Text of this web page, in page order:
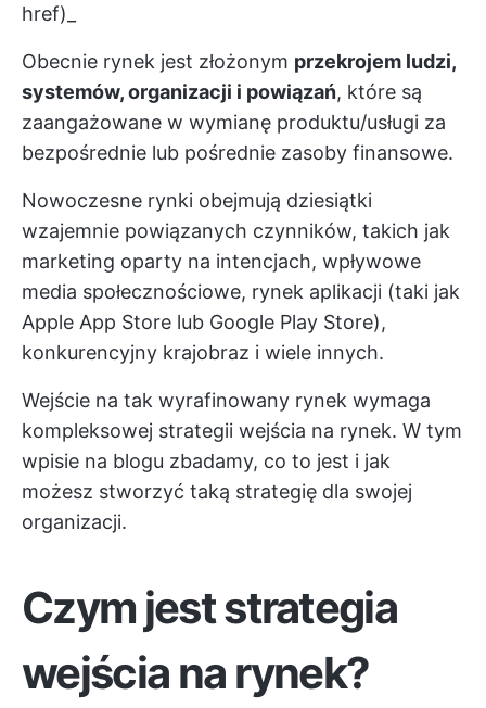
href)_
Obecnie rynek jest złożonym przekrojem ludzi,
systemów, organizacji i powiązań, które są
zaangażowane w wymianę produktu/usługi za
bezpośrednie lub pośrednie zasoby finansowe.
Nowoczesne rynki obejmują dziesiątki
wzajemnie powiązanych czynników, takich jak
marketing oparty na intencjach, wpływowe
media społecznościowe, rynek aplikacji (taki jak
Apple App Store lub Google Play Store),
konkurencyjny krajobraz i wiele innych.
Wejście na tak wyrafinowany rynek wymaga
kompleksowej strategii wejścia na rynek. W tym
wpisie na blogu zbadamy, co to jest i jak
możesz stworzyć taką strategię dla swojej
organizacji.
Czym jest strategia
wejścia na rynek?